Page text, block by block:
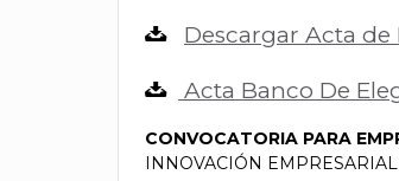
Descargar Acta
Acta Banco De
CONVOCATORIA PARA
INNOVACIÓN EMPRESARIAL